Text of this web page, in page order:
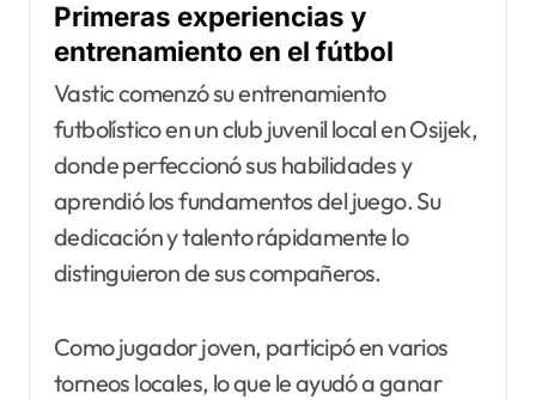
Primeras experiencias y
entrenamiento en el fútbol
Vastic comenzó su entrenamiento
futbolístico en un club juvenil local en Osijek,
donde perfeccionó sus habilidades y
aprendió los fundamentos del juego. Su
dedicación y talento rápidamente lo
distinguieron de sus compañeros.
Como jugador joven, participó en varios
torneos locales, lo que le ayudó a ganar